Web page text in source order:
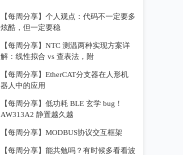
【每周分享】个人观点：代码不一定要多
炫酷，但一定要稳
【每周分享】NTC 测温两种实现方案详
解：线性拟合 vs 查表法，附
【每周分享】EtherCAT分支器在人形机
器人中的应用
【每周分享】低功耗 BLE 玄学 bug！
AW313A2 静置越久越
【每周分享】MODBUS协议交互框架
【每周分享】能共勉吗？有时候多看看波